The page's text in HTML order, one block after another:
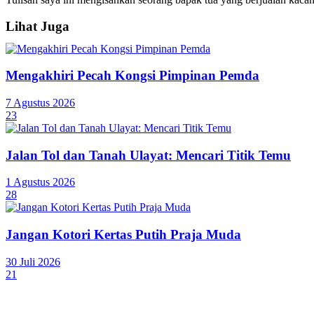
Lihat Juga
Mengakhiri Pecah Kongsi Pimpinan Pemda
7 Agustus 2026
23
Jalan Tol dan Tanah Ulayat: Mencari Titik Temu
1 Agustus 2026
28
Jangan Kotori Kertas Putih Praja Muda
30 Juli 2026
21